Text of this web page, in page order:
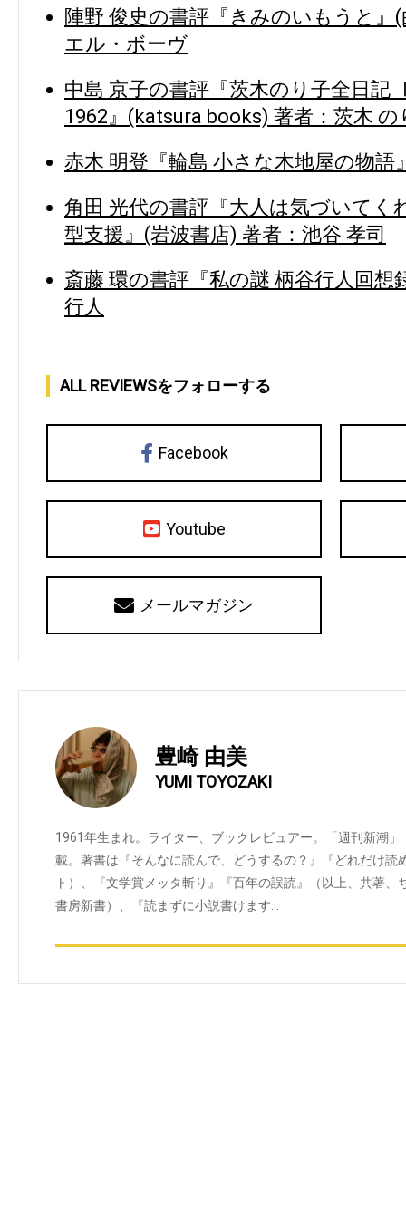
陣野 俊史の書評『きみのいもうと』
エル・ボーヴ
中島 京子の書評『茨木のり子全日記
1962』(katsura books) 著者：茨木 の
赤木 明登『輪島 小さな木地屋の物語
角田 光代の書評『大人は気づいてく
型支援』(岩波書店) 著者：池谷 孝司
斎藤 環の書評『私の謎 柄谷行人回想
行人
ALL REVIEWSをフォローする
Facebook
Youtube
メールマガジン
豊崎 由美
YUMI TOYOZAKI
1961年生まれ。ライター、ブックレビュアー。「週刊新潮
載。著書は『そんなに読んで、どうするの？』『どれだけ読
ト）、『文学賞メッタ斬り』『百年の誤読』（以上、共著
書房新書）、『読まずに小説書けます…